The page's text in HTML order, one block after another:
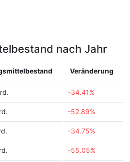
nach Jahr
Veränderung
-34.41%
-52.89%
-34.75%
-55.05%